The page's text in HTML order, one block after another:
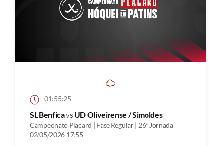
01:55:25
SL Benficavs UD Oliveirense / Simoldes
Campeonato Placard | Fase Regular | 26ª Jornada
02/05/2026 17:55